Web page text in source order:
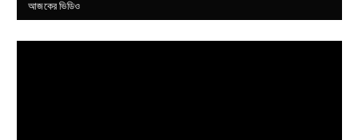
আজকের ভিডিও